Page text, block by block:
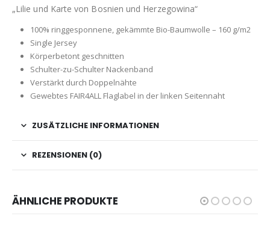
„Lilie und Karte von Bosnien und Herzegowina“
100% ringgesponnene, gekämmte Bio-Baumwolle – 160 g/m2
Single Jersey
Körperbetont geschnitten
Schulter-zu-Schulter Nackenband
Verstärkt durch Doppelnähte
Gewebtes FAIR4ALL Flaglabel in der linken Seitennaht
ZUSÄTZLICHE INFORMATIONEN
REZENSIONEN (0)
ÄHNLICHE PRODUKTE